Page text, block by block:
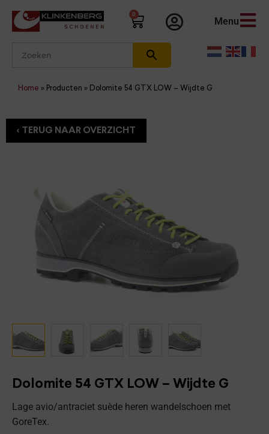
0
Menu
Home » Producten » Dolomite 54 GTX LOW – Wijdte G
Dolomite 54 GTX LOW – Wijdte G
Lage avio/antraciet suède heren wandelschoen met
GoreTex.